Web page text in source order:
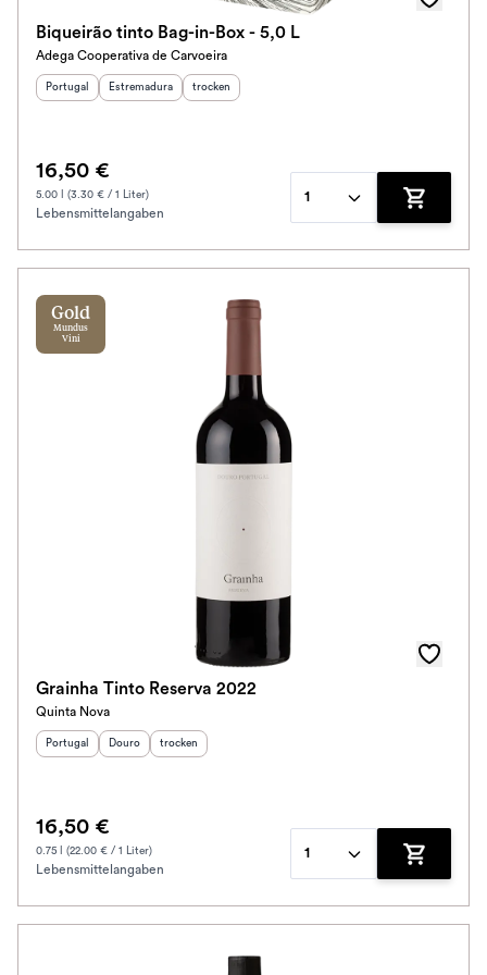
Biqueirão tinto Bag-in-Box - 5,0 L
Adega Cooperativa de Carvoeira
Herkunftsland:
Portugal Herkunftsregion
Estremadura Geschmack
trocken
16,50 €
5.00 l (3.30 € / 1 Liter)
Lebensmittelangaben
1
Zum
Gold
Mundus
Vini
Grainha Tinto Reserva 2022
Quinta Nova
Herkunftsland:
Portugal Herkunftsregion:
Douro Geschmack
trocken
16,50 €
0.75 l (22.00 € / 1 Liter)
Lebensmittelangaben
1
Zum